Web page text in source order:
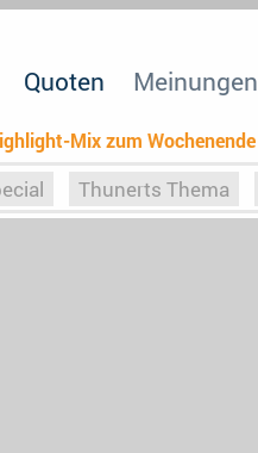
Mix zum Wochenende
Quoten Meinungen
Thunerts Thema